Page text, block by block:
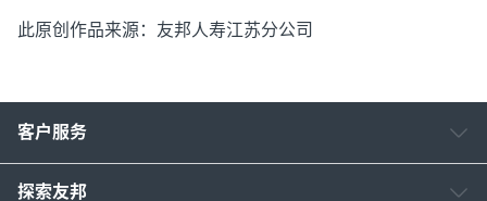
此原创作品来源：友邦人寿江苏分公司
客户服务
探索友邦